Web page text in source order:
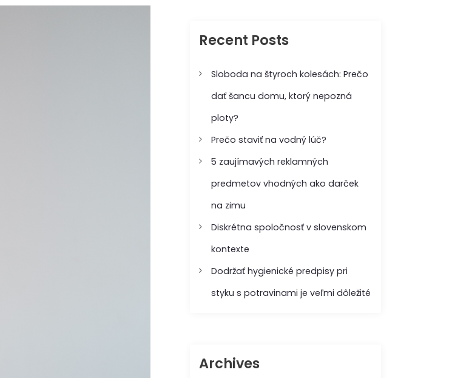
f
o
:
Recent Posts
Sloboda na štyroch kolesách: Prečo
dať šancu domu, ktorý nepozná
ploty?
Prečo staviť na vodný lúč?
5 zaujímavých reklamných
predmetov vhodných ako darček
na zimu
Diskrétna spoločnosť v slovenskom
kontexte
Dodržať hygienické predpisy pri
styku s potravinami je veľmi dôležité
Archives